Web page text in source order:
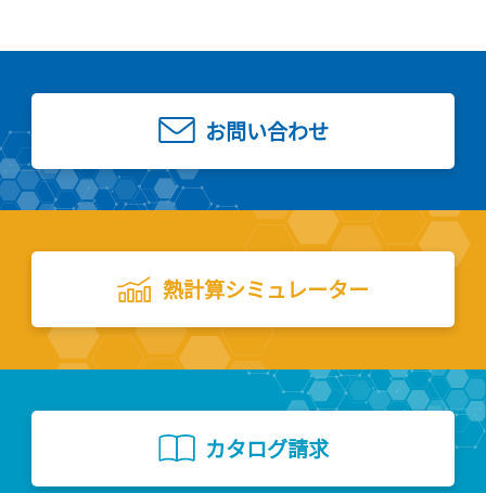
お問い合わせ
熱計算シミュレーター
カタログ請求